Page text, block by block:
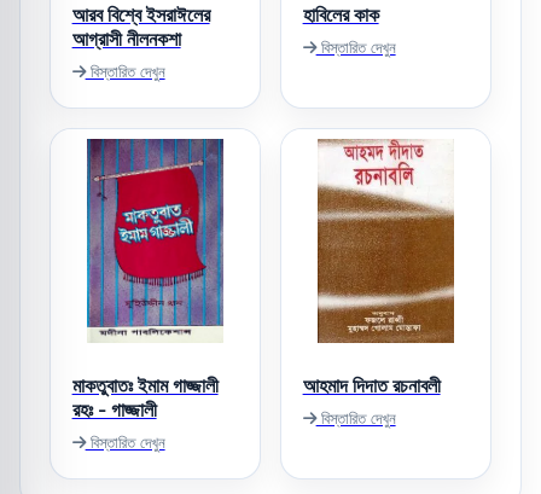
আরব বিশ্বে ইসরাঈলের
আগ্রাসী নীলনকশা
বিস্তারিত দেখুন
হাবিলের কাক
বিস্তারিত দেখুন
মাকতুবাতঃ ইমাম গাজ্জালী
রহঃ - গাজ্জালী
বিস্তারিত দেখুন
আহমাদ দিদাত রচনাবলী
বিস্তারিত দেখুন